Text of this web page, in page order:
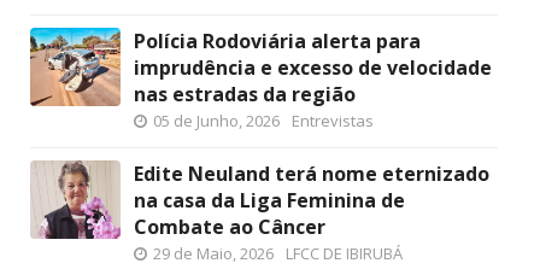
Polícia Rodoviária alerta para
imprudência e excesso de velocidade
nas estradas da região
05 de Junho, 2026 Entrevistas
Edite Neuland terá nome eternizado
na casa da Liga Feminina de
Combate ao Câncer
29 de Maio, 2026 LFCC DE IBIRUBÁ